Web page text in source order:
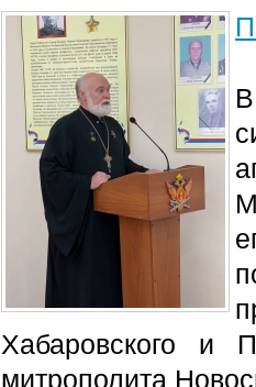
Хабаровского и
митрополита